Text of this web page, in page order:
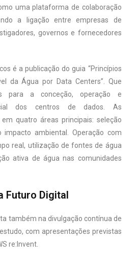
uma plataforma de colaboração
a ligação entre empresas de
governos e fornecedores
é a publicação do guia “Princípios
da Água por Data Centers”. Que
para a conceção, operação e
dos centros de dados. As
quatro áreas principais: seleção
ambiental. Operação com
real, utilização de fontes de água
ativa de água nas comunidades
Futuro Digital
também na divulgação contínua de
com apresentações previstas
re:Invent.